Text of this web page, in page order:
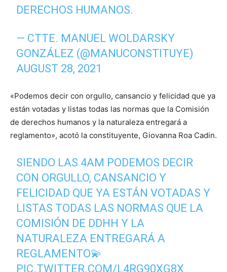
DERECHOS HUMANOS.
— CTTE. MANUEL WOLDARSKY
GONZÁLEZ (@MANUCONSTITUYE)
AUGUST 28, 2021
«Podemos decir con orgullo, cansancio y felicidad que ya
están votadas y listas todas las normas que la Comisión
de derechos humanos y la naturaleza entregará a
reglamento», acotó la constituyente, Giovanna Roa Cadin.
SIENDO LAS 4AM PODEMOS DECIR
CON ORGULLO, CANSANCIO Y
FELICIDAD QUE YA ESTÁN VOTADAS Y
LISTAS TODAS LAS NORMAS QUE LA
COMISIÓN DE DDHH Y LA
NATURALEZA ENTREGARÁ A
REGLAMENTO💫
PIC.TWITTER.COM/L4RG90XG8X